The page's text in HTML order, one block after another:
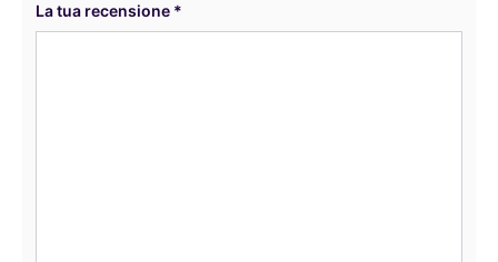
La tua recensione *